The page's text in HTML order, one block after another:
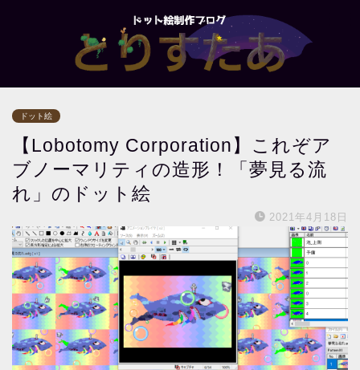
ドット絵
【Lobotomy Corporation】これぞア
ブノーマリティの造形！「夢見る流
れ」のドット絵
2021年4月18日